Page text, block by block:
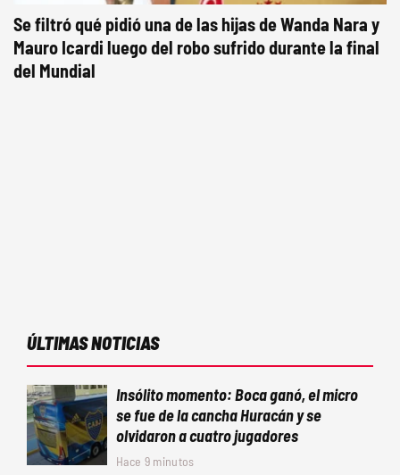
Se filtró qué pidió una de las hijas de Wanda Nara y
Mauro Icardi luego del robo sufrido durante la final
del Mundial
ÚLTIMAS NOTICIAS
Insólito momento: Boca ganó, el micro
se fue de la cancha Huracán y se
olvidaron a cuatro jugadores
Hace 9 minutos